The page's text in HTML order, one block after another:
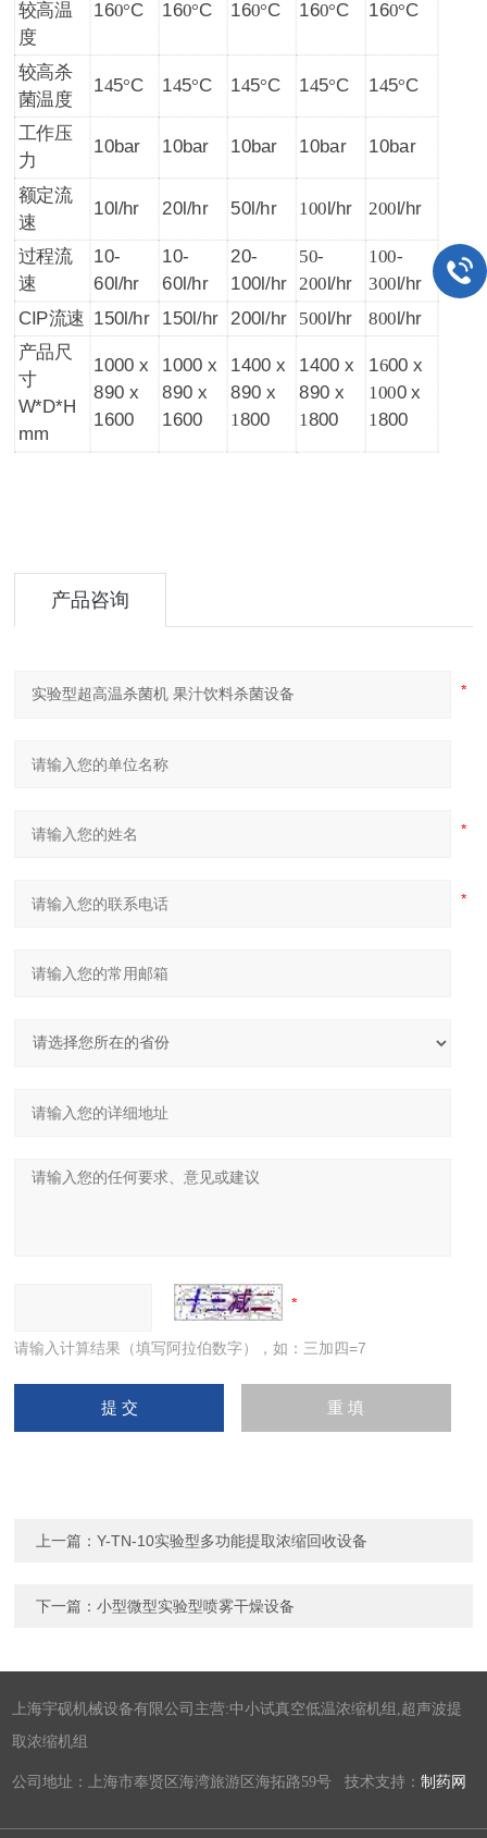
较高温
度
160°C 160°C 160°C 160°C 160°C
较高杀
菌温度
145°C 145°C 145°C 145°C 145°C
工作压
力
10bar 10bar 10bar 10bar 10bar
额定流
速
10l/hr 20l/hr 50l/hr 100l/hr 200l/hr
过程流
速
10-
60l/hr
10-
60l/hr
20-
100l/hr
50-
200 l/hr
100-
300 l/hr
CIP流速 150l/hr 150l/hr 200l/hr 500l/hr 800l/hr
产品尺
寸
W*D*H
mm
1000 x
890 x
1600
1000 x
890 x
1600
1400 x
890 x
1800
1400 x
890 x
1800
1600 x
1000 x
1800
产品咨询
请输入计算结果（填写阿拉伯数字），如：三加四=7
上一篇：Y-TN-10实验型多功能提取浓缩回收设备
下一篇：小型微型实验型喷雾干燥设备
上海宇砚机械设备有限公司主营:中小试真空低温浓缩机组,超声波提
取浓缩机组
公司地址：上海市奉贤区海湾旅游区海拓路59号 技术支持：制药网